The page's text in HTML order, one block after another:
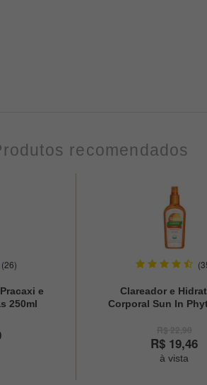
recomendados
(26)
e
250ml
Clareador e
Corporal Sun In
R$ 19,46
à vista